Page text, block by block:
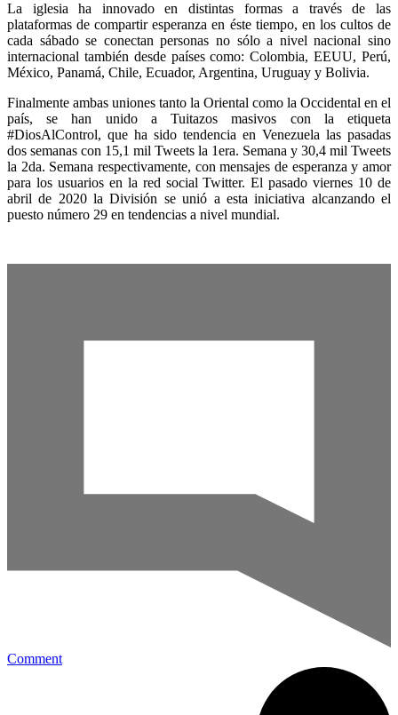
La iglesia ha innovado en distintas formas a través de las
plataformas de compartir esperanza en éste tiempo, en los cultos de
cada sábado se conectan personas no sólo a nivel nacional sino
internacional también desde países como: Colombia, EEUU, Perú,
México, Panamá, Chile, Ecuador, Argentina, Uruguay y Bolivia.
Finalmente ambas uniones tanto la Oriental como la Occidental en el
país, se han unido a Tuitazos masivos con la etiqueta
#DiosAlControl, que ha sido tendencia en Venezuela las pasadas
dos semanas con 15,1 mil Tweets la 1era. Semana y 30,4 mil Tweets
la 2da. Semana respectivamente, con mensajes de esperanza y amor
para los usuarios en la red social Twitter. El pasado viernes 10 de
abril de 2020 la División se unió a esta iniciativa alcanzando el
puesto número 29 en tendencias a nivel mundial.
Comment